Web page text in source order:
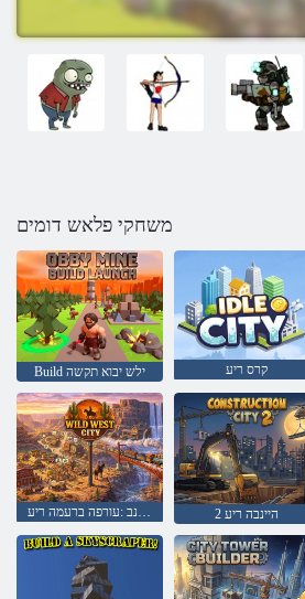
משחקי פלאש דומים
Build ילש יבוא תקשה קרס ריע
םיס תיינב :עורפה ברעמה ריע 2 היינבה ריע